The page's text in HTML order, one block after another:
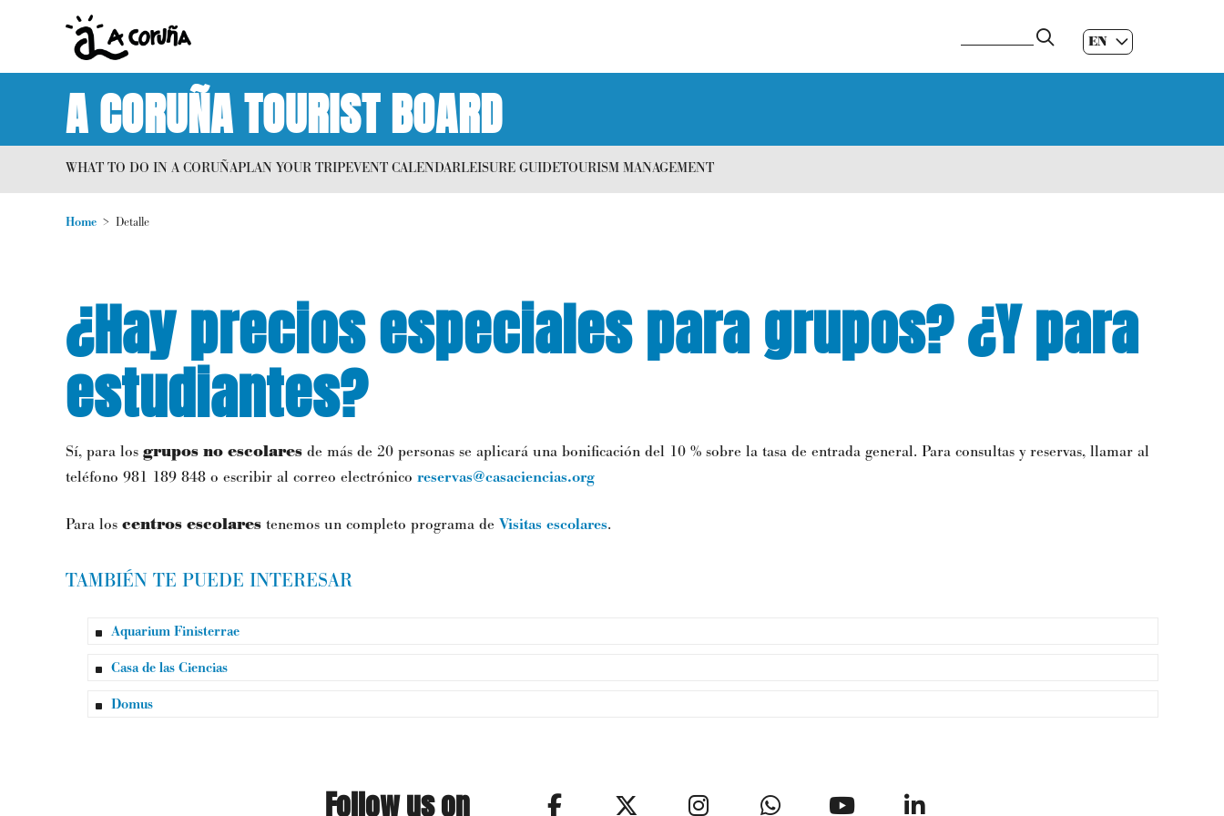
EN
ES|
GL|
A CORUÑA TOURIST BOARD
WHAT TO DO IN A CORUÑAPLAN YOUR TRIPEVENT CALENDARLEISURE GUIDETOURISM MANAGEMENT
Home Detalle
¿Hay precios especiales para grupos? ¿Y para
estudiantes?
Sí, para los grupos no escolares de más de 20 personas se aplicará una bonificación del 10 % sobre la tasa de entrada general. Para consultas y reservas, llamar al
teléfono 981 189 848 o escribir al correo electrónico reservas@casaciencias.org
Para los centros escolares tenemos un completo programa de Visitas escolares.
TAMBIÉN TE PUEDE INTERESAR
Aquarium Finisterrae
Casa de las Ciencias
Domus
Follow us on